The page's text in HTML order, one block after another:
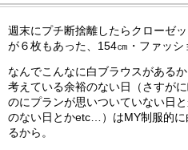
週末にプチ断捨離したらクローゼ
が６枚もあった、154㎝・ファッシ
なんでこんなに白ブラウスがある
考えている余裕のない日（さすが
のにプランが思いついていない日
のない日とかetc…）はMY制服的
るから。